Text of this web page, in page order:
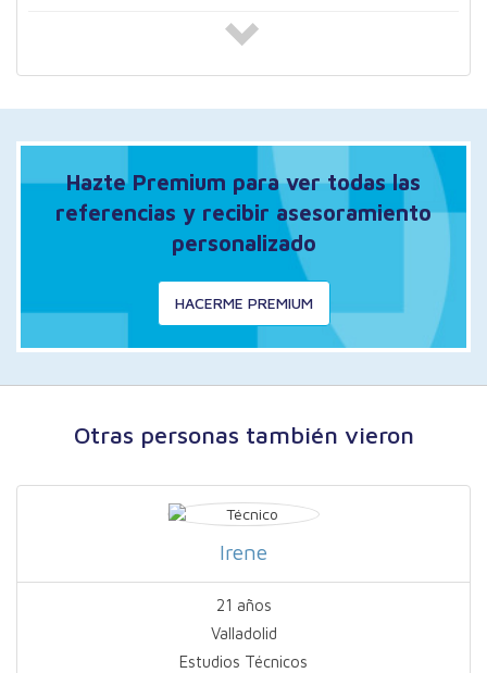
Hazte Premium para ver todas las
referencias y recibir asesoramiento
personalizado
HACERME PREMIUM
Otras personas también vieron
Irene
21 años
Valladolid
Estudios Técnicos